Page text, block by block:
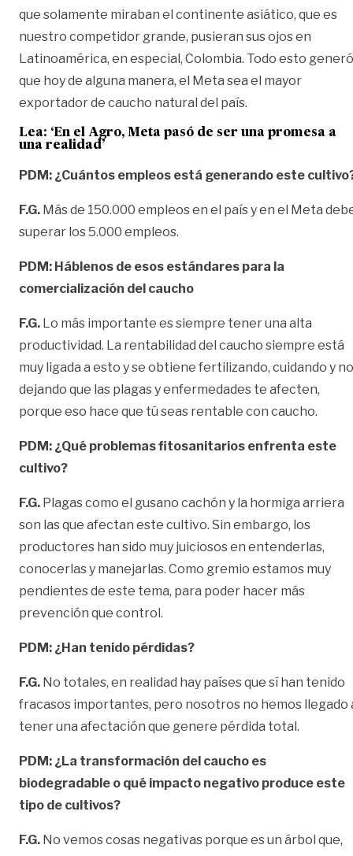
que solamente miraban el continente asiático, que es
nuestro competidor grande, pusieran sus ojos en
Latinoamérica, en especial, Colombia. Todo esto generó
que hoy de alguna manera, el Meta sea el mayor
exportador de caucho natural del país.
Lea: ‘En el Agro, Meta pasó de ser una promesa a
una realidad’
PDM: ¿Cuántos empleos está generando este
F.G. Más de 150.000 empleos en el país y en el Meta
superar los 5.000 empleos.
PDM: Háblenos de esos estándares para la
comercialización del caucho
F.G. Lo más importante es siempre tener una alta
productividad. La rentabilidad del caucho siempre está
muy ligada a esto y se obtiene fertilizando, cuidando y no
dejando que las plagas y enfermedades te afecten,
porque eso hace que tú seas rentable con caucho.
PDM: ¿Qué problemas fitosanitarios enfrenta este
cultivo?
F.G. Plagas como el gusano cachón y la hormiga arriera
son las que afectan este cultivo. Sin embargo, los
productores han sido muy juiciosos en entenderlas,
conocerlas y manejarlas. Como gremio estamos muy
pendientes de este tema, para poder hacer más
prevención que control.
PDM: ¿Han tenido pérdidas?
F.G. No totales, en realidad hay países que sí han tenido
fracasos importantes, pero nosotros no hemos llegado
tener una afectación que genere pérdida total.
PDM: ¿La transformación del caucho es
biodegradable o qué impacto negativo produce este
tipo de cultivos?
F.G. No vemos cosas negativas porque es un árbol que,